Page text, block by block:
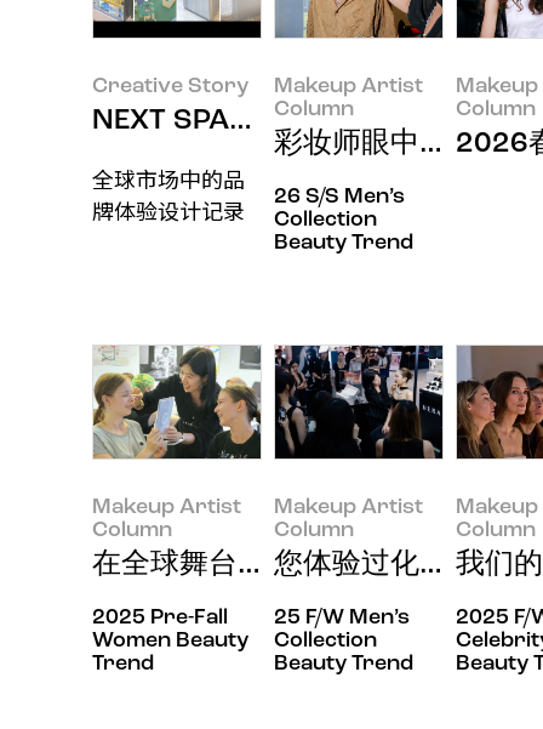
Creative Story
NEXT SPACE: 品牌在空间中被如
全球市场中的品
牌体验设计记录
Makeup Artist
Column
彩妆师眼中的美妆
26 S/S Men’s
Collection
Beauty Trend
Column
2026
Makeup Artist
Column
在全球舞台上闪耀的首尔美妆
2025 Pre-Fall
Women Beauty
Trend
Makeup Artist
Column
您体验过化妆服务吗
25 F/W Men’s
Collection
Beauty Trend
Column
我们
2025 F/
Beauty